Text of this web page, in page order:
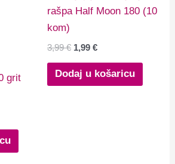
grit
rašpa Half Moon 180 (10
kom)
3,99€ 1,99 €
Dodaj u košaricu